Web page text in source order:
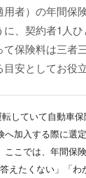
者）の年間保
、契約者1人
保険料は三者
安としてお役
していて自動車保
へ加入する際に選
ここでは、年間保
えたくない」「わ